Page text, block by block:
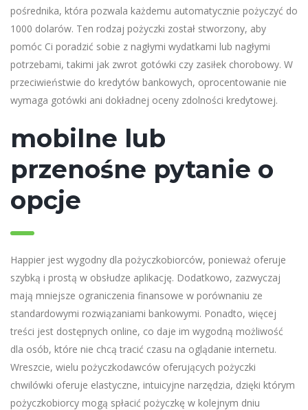
pośrednika, która pozwala każdemu automatycznie pożyczyć do
1000 dolarów. Ten rodzaj pożyczki został stworzony, aby
pomóc Ci poradzić sobie z nagłymi wydatkami lub nagłymi
potrzebami, takimi jak zwrot gotówki czy zasiłek chorobowy. W
przeciwieństwie do kredytów bankowych, oprocentowanie nie
wymaga gotówki ani dokładnej oceny zdolności kredytowej.
mobilne lub
przenośne pytanie o
opcje
Happier jest wygodny dla pożyczkobiorców, ponieważ oferuje
szybką i prostą w obsłudze aplikację. Dodatkowo, zazwyczaj
mają mniejsze ograniczenia finansowe w porównaniu ze
standardowymi rozwiązaniami bankowymi. Ponadto, więcej
treści jest dostępnych online, co daje im wygodną możliwość
dla osób, które nie chcą tracić czasu na oglądanie internetu.
Wreszcie, wielu pożyczkodawców oferujących pożyczki
chwilówki oferuje elastyczne, intuicyjne narzędzia, dzięki którym
pożyczkobiorcy mogą spłacić pożyczkę w kolejnym dniu